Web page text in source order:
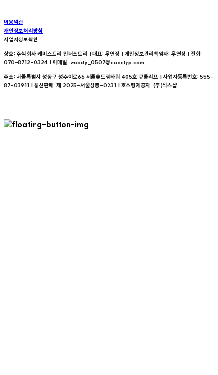
이용약관
개인정보처리방침
사업자정보확인
상호: 주식회사 케미스트리 인더스트리 | 대표: 우연정 | 개인정보관리책임자: 우연정 | 전화:
070-8712-0324 | 이메일: woody_0507@cueclyp.com
주소: 서울특별시 성동구 성수이로66 서울숲드림타워 405호 큐클리프 | 사업자등록번호: 555-
87-03911 | 통신판매: 제 2025-서울성동-0231 | 호스팅제공자: (주)식스샵